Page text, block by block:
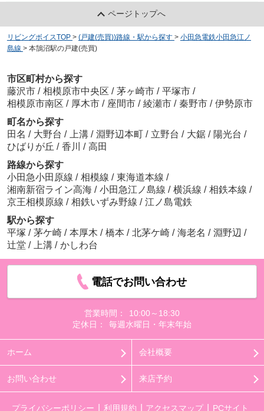
ページトップへ
リビングボイスTOP > (戸建(売買))路線・駅から探す > 小田急電鉄小田急江ノ
島線 > 本鵠沼駅の戸建(売買)
市区町村から探す
藤沢市 / 相模原市中央区 / 茅ヶ崎市 / 平塚市 /
相模原市南区 / 厚木市 / 座間市 / 綾瀬市 / 秦野市 / 伊勢原市
町名から探す
田名 / 大野台 / 上溝 / 淵野辺本町 / 立野台 / 大鋸 / 陽光台 /
ひばりが丘 / 香川 / 高田
路線から探す
小田急小田原線 / 相模線 / 東海道本線 /
湘南新宿ライン高海 / 小田急江ノ島線 / 横浜線 / 相鉄本線 /
京王相模原線 / 相鉄いずみ野線 / 江ノ島電鉄
駅から探す
平塚 / 茅ケ崎 / 本厚木 / 橋本 / 北茅ケ崎 / 海老名 / 淵野辺 /
辻堂 / 上溝 / かしわ台
電話でお問い合わせ
営業時間：
10:00～18:30
定休日：
毎週水曜日・年末年始
ホーム 会社概要
お問い合わせ 来店予約
プライバシーポリシー 利用規約 アクセスマップ PCサイト